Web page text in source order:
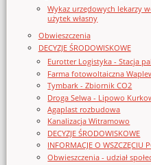
Wykaz urzędowych lekarzy
użytek własny
Obwieszczenia
DECYZJE ŚRODOWISKOWE
Eurotter Logistyka - Stacja
Farma fotowoltaiczna
Tymbark - Zbiornik CO2
Droga Selwa - Lipowo
Agaplast rozbudowa
Kanalizacja Witramowo
DECYZJE ŚRODOWISKOWE
INFORMACJE O WSZCZĘCIU
Obwieszczenia - udział